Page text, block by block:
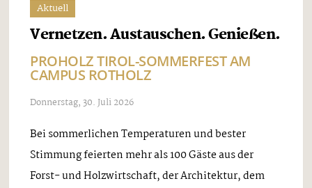
Aktuell
Vernetzen. Austauschen. Genießen.
PROHOLZ TIROL-SOMMERFEST AM
CAMPUS ROTHOLZ
Donnerstag, 30. Juli 2026
Bei sommerlichen Temperaturen und bester
Stimmung feierten mehr als 100 Gäste aus der
Forst- und Holzwirtschaft, der Architektur, dem